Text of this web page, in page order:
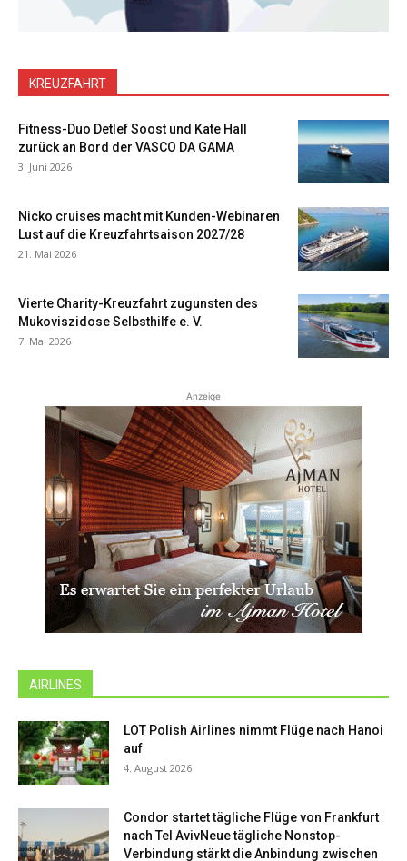
KREUZFAHRT
Fitness-Duo Detlef Soost und Kate Hall
zurück an Bord der VASCO DA GAMA
3. Juni 2026
Nicko cruises macht mit Kunden-Webinaren
Lust auf die Kreuzfahrtsaison 2027/28
21. Mai 2026
Vierte Charity-Kreuzfahrt zugunsten des
Mukoviszidose Selbsthilfe e. V.
7. Mai 2026
Anzeige
AIRLINES
LOT Polish Airlines nimmt Flüge nach Hanoi
auf
4. August 2026
Condor startet tägliche Flüge von Frankfurt
nach Tel AvivNeue tägliche Nonstop-
Verbindung stärkt die Anbindung zwischen